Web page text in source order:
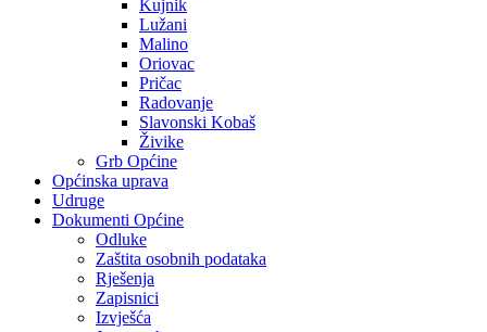
Kujnik
Lužani
Malino
Oriovac
Pričac
Radovanje
Slavonski Kobaš
Živike
Grb Općine
Općinska uprava
Udruge
Dokumenti Općine
Odluke
Zaštita osobnih podataka
Rješenja
Zapisnici
Izvješća